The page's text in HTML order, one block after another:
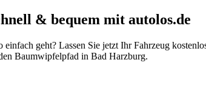
& bequem mit autolos.de
geht? Lassen Sie jetzt Ihr Fahrzeug
Baumwipfelpfad in Bad Harzburg.